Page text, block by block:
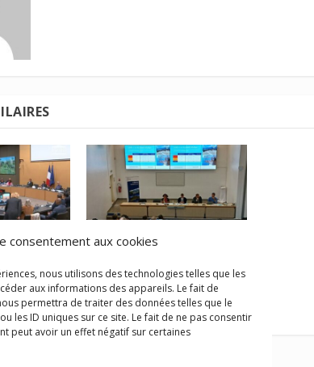
consentement aux cookies
nous utilisons des technologies telles que les
aux informations des appareils. Le fait de
permettra de traiter des données telles que le
les ID uniques sur ce site. Le fait de ne pas consentir
peut avoir un effet négatif sur certaines
des
copil fait un point sur les
avancées
2 mai 2025